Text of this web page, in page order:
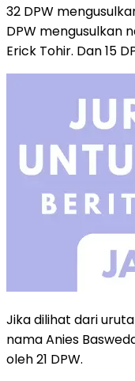
32 DPW
DPW mengusulkan
Erick Tohir. Dan 15
Jika dilihat dari
nama Anies
oleh 21 DPW.